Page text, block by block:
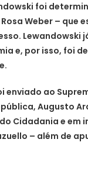
foi
Weber – que
Lewandowski
e, por isso, foi
enviado ao
Augusto
Cidadania e em
– além de